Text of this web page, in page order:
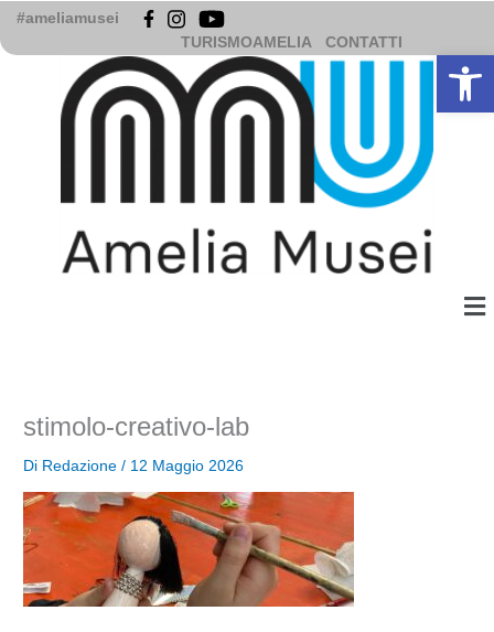
Vai
contenuto
#ameliamusei
TURISMOAMELIA
CONTATTI
stimolo-creativo-lab
Di Redazione/ 12 Maggio 2026
Apri la